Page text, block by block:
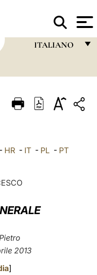
ITALIANO
ITALIANO
中文
HR- IT- PL- PT
2013
]